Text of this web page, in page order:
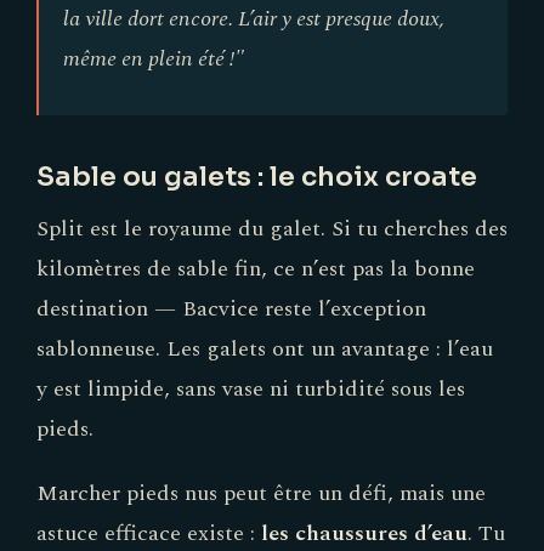
la ville dort encore. L’air y est presque doux,
même en plein été !"
Sable ou galets : le choix croate
Split est le royaume du galet. Si tu cherches des
kilomètres de sable fin, ce n’est pas la bonne
destination — Bacvice reste l’exception
sablonneuse. Les galets ont un avantage : l’eau
y est limpide, sans vase ni turbidité sous les
pieds.
Marcher pieds nus peut être un défi, mais une
astuce efficace existe : les chaussures d’eau. Tu